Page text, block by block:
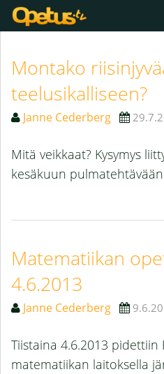
Lukio
Extrat
Montako
teelusikalliseen?
Janne Cederberg
Mitä veikkaat? Kysymys
kesäkuun
Matematiikan
4.6.2013
Janne Cederberg
Tiistaina 4.6.2013
matematiikan laitoksella